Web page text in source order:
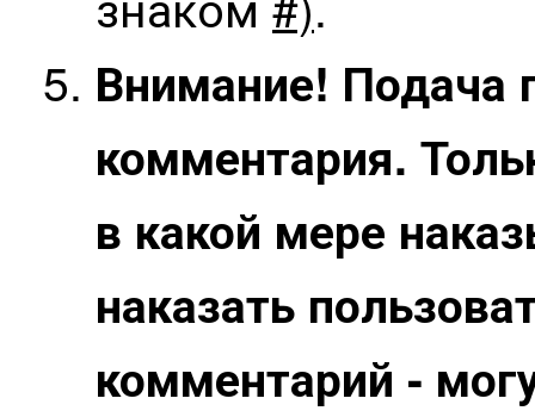
Внимание! Подача
комментария.
в какой мере
наказать
комментарий -